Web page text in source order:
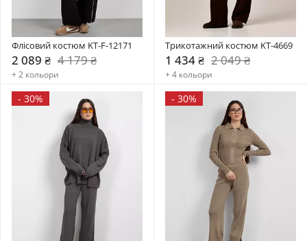
Флісовий костюм KT-F-12171
2 089 ₴ 4 179 ₴
+ 2 кольори
Трикотажний костюм KT-4669
1 434 ₴ 2 049 ₴
+ 4 кольори
- 30% - 30%